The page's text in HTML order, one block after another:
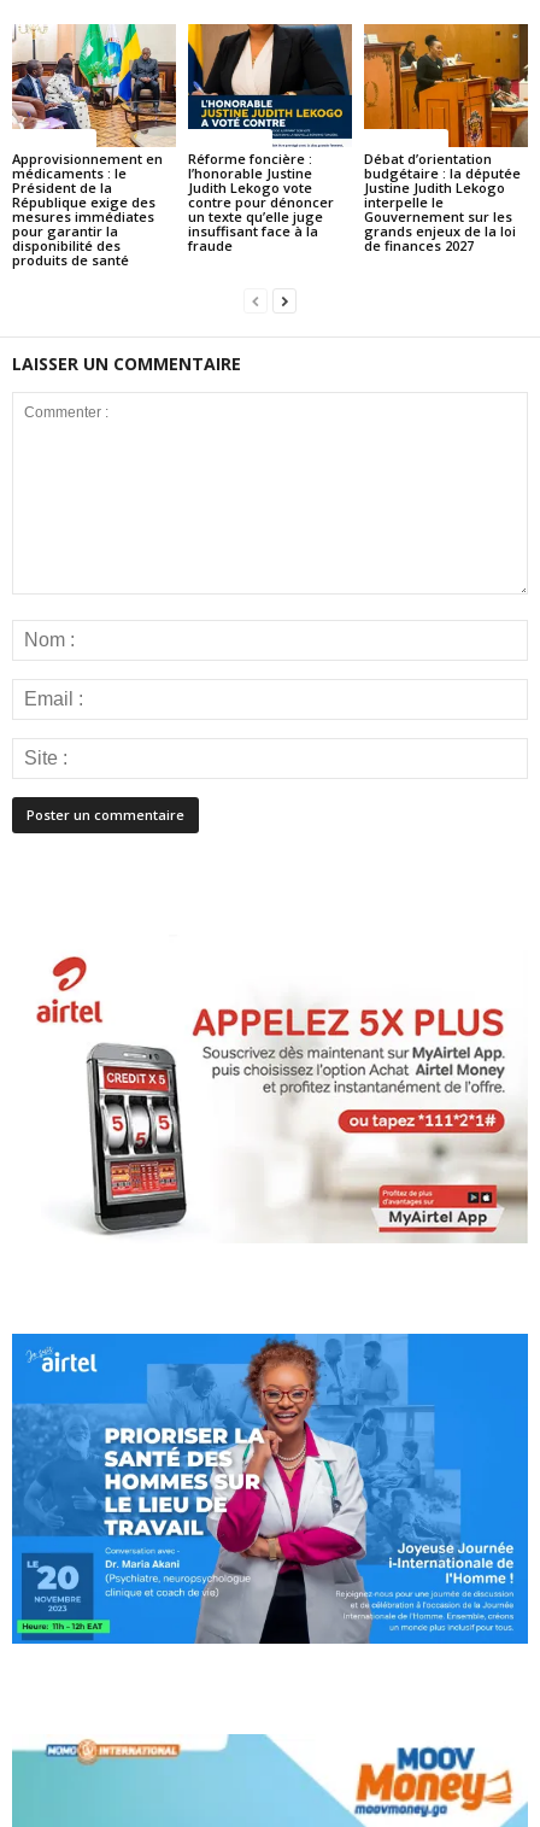
Approvisionnement en
médicaments : le
Président de la
République exige des
mesures immédiates
pour garantir la
disponibilité des
produits de santé
Réforme foncière :
l’honorable Justine
Judith Lekogo vote
contre pour dénoncer
un texte qu’elle juge
insuffisant face à la
fraude
Débat d’orientation
budgétaire : la députée
Justine Judith Lekogo
interpelle le
Gouvernement sur les
grands enjeux de la loi
de finances 2027
LAISSER UN COMMENTAIRE